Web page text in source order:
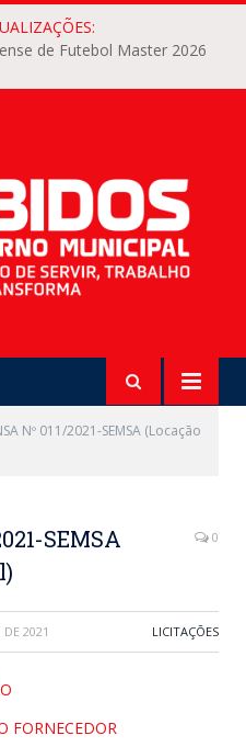
de Futebol Master 2026
Nº 011/2021-SEMSA (Locação
SEMSA
0
2021 LICITAÇÕES
FORNECEDOR